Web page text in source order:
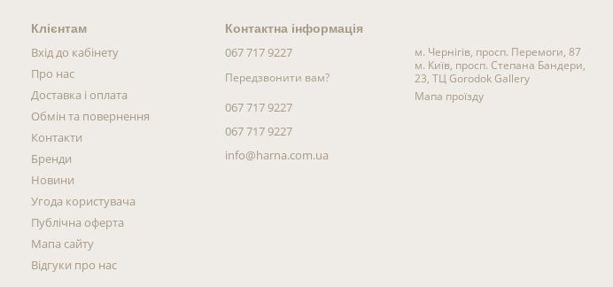
Клієнтам
Вхід до кабінету
Про нас
Доставка і оплата
Обмін та повернення
Контакти
Бренди
Новини
Угода користувача
Публічна оферта
Мапа сайту
Відгуки про нас
Контактна інформація
067 717 9227
Передзвонити вам?
067 717 9227
067 717 9227
info@harna.com.ua
м. Чернігів, просп. Перемоги, 87
м. Київ, просп. Степана Бандери,
23, ТЦ Gorodok Gallery
Мапа проїзду